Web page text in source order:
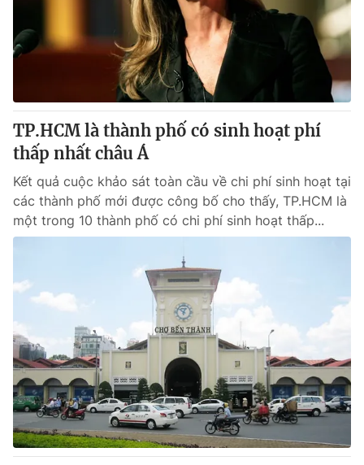
TP.HCM là thành phố có sinh hoạt phí
thấp nhất châu Á
Kết quả cuộc khảo sát toàn cầu về chi phí sinh hoạt tại
các thành phố mới được công bố cho thấy, TP.HCM là
một trong 10 thành phố có chi phí sinh hoạt thấp...